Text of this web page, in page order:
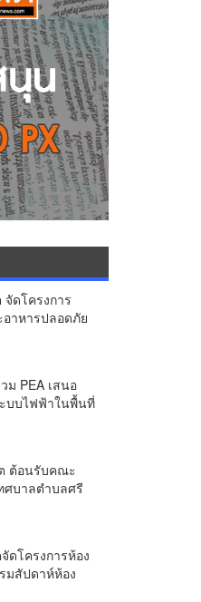
จัดโครงการ
าหารปลอดภัย
ภค
ม PEA เสนอ
บบไฟฟ้าในพื้นที่
ต้อนรับคณะ
ศบาลตำบลศรี
ดโครงการห้อง
มสัปดาห์ห้อง